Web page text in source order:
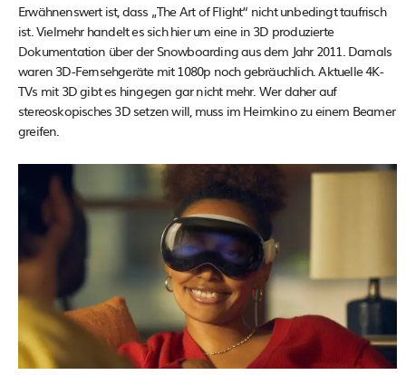
Erwähnenswert ist, dass „The Art of Flight“ nicht unbedingt taufrisch
ist. Vielmehr handelt es sich hier um eine in 3D produzierte
Dokumentation über der Snowboarding aus dem Jahr 2011. Damals
waren 3D-Fernsehgeräte mit 1080p noch gebräuchlich. Aktuelle 4K-
TVs mit 3D gibt es hingegen gar nicht mehr. Wer daher auf
stereoskopisches 3D setzen will, muss im Heimkino zu einem Beamer
greifen.